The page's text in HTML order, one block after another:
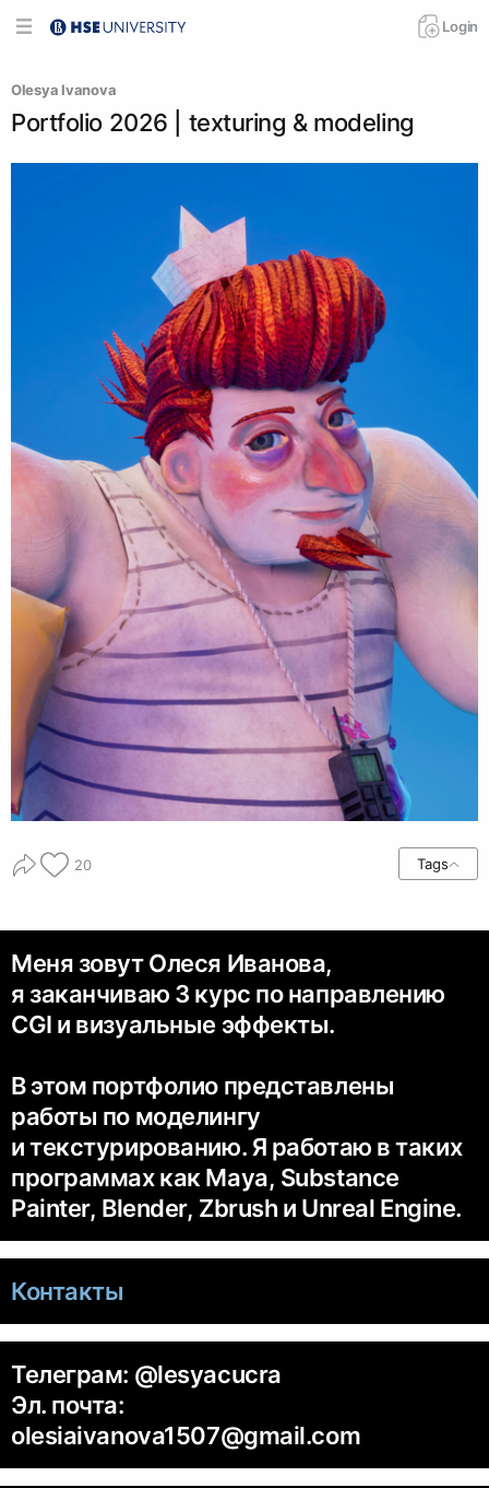
Login
Olesya Ivanova
Portfolio 2026 | texturing & modeling
20 Tags
Меня зовут Олеся Иванова,
я заканчиваю 3 курс по направлению
CGI и визуальные эффекты.
В этом портфолио представлены
работы по моделингу
и текстурированию. Я работаю в таких
программах как Maya, Substance
Painter, Blender, Zbrush и Unreal Engine.
Контакты
Телеграм: @lesyacucra
Эл. почта:
olesiaivanova1507@gmail.com